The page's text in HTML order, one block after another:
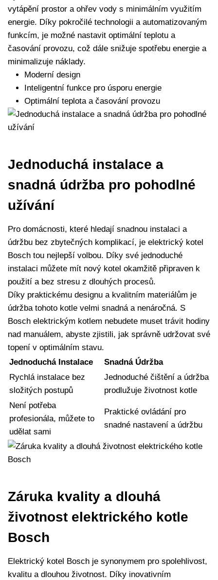
vytápění prostor a ohřev vody s minimálním využitím
energie. Díky ⁢pokročilé technologii a automatizovaným
funkcím, je možné nastavit optimální teplotu a
časování provozu, což dále snižuje spotřebu energie a
minimalizuje náklady.
Moderní design
Inteligentní funkce ‍pro úsporu energie
Optimální‌ teplota a ‌časování provozu
Jednoduchá instalace a
snadná údržba ​pro pohodlné
užívání
Pro domácnosti, které hledají snadnou ⁢instalaci a
údržbu bez zbytečných komplikací, je elektrický kotel
Bosch tou nejlepší volbou.‍ Díky své jednoduché‌
instalaci můžete mít nový kotel okamžitě připraven k⁢
použití a ⁢bez stresu z dlouhých procesů.
Díky praktickému designu a kvalitním materiálům‍ je
údržba ⁣tohoto kotle velmi snadná a nenáročná. S
Bosch elektrickým kotlem⁣ nebudete muset trávit hodiny
nad manuálem, abyste zjistili, jak správně udržovat své
topení v optimálním stavu.
Jednoduchá Instalace
Snadná‌ Údržba
Rychlá instalace bez
⁤složitých postupů
Jednoduché čištění‍ a údržba
prodlužuje životnost kotle
Není potřeba
profesionála, můžete to
udělat sami
Praktické ovládání pro
snadné⁢ nastavení a údržbu
Záruka kvality a dlouhá
životnost elektrického ⁣kotle
Bosch
Elektrický⁢ kotel Bosch je synonymem pro spolehlivost,
kvalitu a dlouhou⁢ životnost.‌ Díky inovativním